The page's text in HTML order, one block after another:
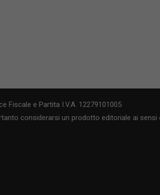
Fiscale e Partita I.V.A. 12279101005
considerarsi un prodotto editoriale ai sensi